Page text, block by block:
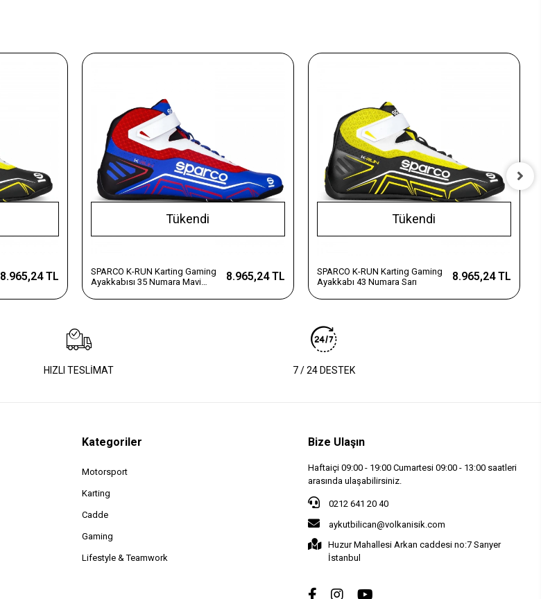
8.965,24 TL
Tükendi
SPARCO K-RUN Karting Gaming
Ayakkabısı 35 Numara Mavi
8.965,24 TL
Tükendi
SPARCO K-RUN Karting Gaming
Ayakkabı 43 Numara Sarı
8.965,24 TL
HIZLI TESLİMAT 7 / 24 DESTEK
Kategoriler
Motorsport
Karting
Cadde
Gaming
Lifestyle & Teamwork
Bize Ulaşın
Haftaiçi 09:00 - 19:00 Cumartesi 09:00 - 13:00 saatleri
arasında ulaşabilirsiniz.
0212 641 20 40
aykutbilican@volkanisik.com
Huzur Mahallesi Arkan caddesi no:7 Sarıyer
İstanbul